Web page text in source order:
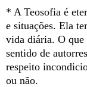
* A Teosofia é
e situações. Ela
vida diária. O
sentido de
respeito
ou não.